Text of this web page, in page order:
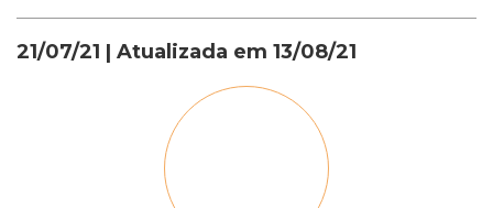
21/07/21 | Atualizada em 13/08/21